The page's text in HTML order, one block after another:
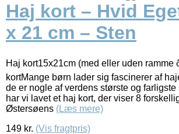
Haj kort – Hvid
x 21 cm – Sten
Haj kort15x21cm (med eller uden ramme
kortMange børn lader sig fascinerer af
de er nogle af verdens største og
har vi lavet et haj kort, der viser 8
Østersøens (Læs mere)
149 kr. (Vis fragtpris)